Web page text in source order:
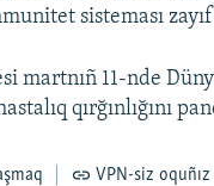
sisteması
martnıñ 11-nde
qırğınlığını
VPN-siz oquñız